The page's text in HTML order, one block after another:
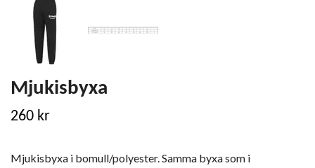
Mjukisbyxa
260 kr
Mjukisbyxa i bomull/polyester. Samma byxa som i